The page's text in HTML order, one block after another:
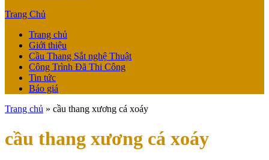
Trang Chủ
Trang chủ
Giới thiệu
Cầu Thang Sắt nghệ Thuật
Công Trình Đã Thi Công
Tin tức
Báo giá
Trang chủ » cầu thang xương cá xoáy
cầu thang xương cá xoáy